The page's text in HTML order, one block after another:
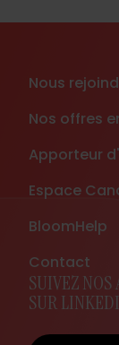
SUIVEZ
SUR
Nous
Nos offres
Apporteur
Espace
BloomHelp
Contact